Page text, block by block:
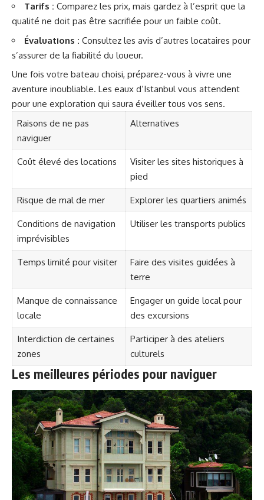
Tarifs : Comparez les prix, mais gardez à l’esprit que la
qualité ne doit pas être sacrifiée pour un faible coût.
Évaluations : Consultez les avis d’autres locataires pour
s’assurer de la fiabilité du loueur.
Une fois votre bateau choisi, préparez-vous à vivre une
aventure inoubliable. Les eaux d’Istanbul vous attendent
pour une exploration qui saura éveiller tous vos sens.
Raisons de ne pas
naviguer
Alternatives
Coût élevé des locations
Visiter les sites historiques à
pied
Risque de mal de mer Explorer les quartiers animés
Conditions de navigation
imprévisibles
Utiliser les transports publics
Temps limité pour visiter
Faire des visites guidées à
terre
Manque de connaissance
locale
Engager un guide local pour
des excursions
Interdiction de certaines
zones
Participer à des ateliers
culturels
Les meilleures périodes pour naviguer